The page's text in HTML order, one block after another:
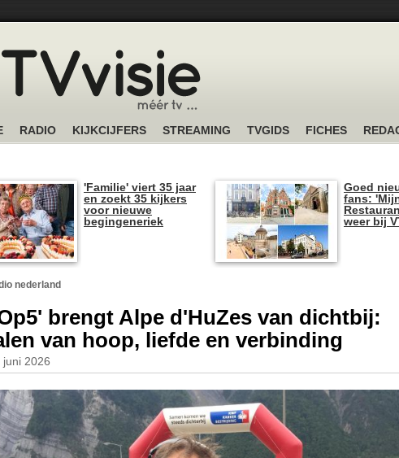
RADIO KIJKCIJFERS STREAMING TVGIDS FICHES
'Familie' viert 35 jaar
en zoekt 35 kijkers
voor nieuwe
begingeneriek
Goed
fans:
weer bij
nederland
brengt Alpe d'HuZes van dichtbij:
van hoop, liefde en verbinding
2026